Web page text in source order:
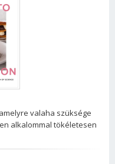
valaha szüksége
alkalommal tökéletesen